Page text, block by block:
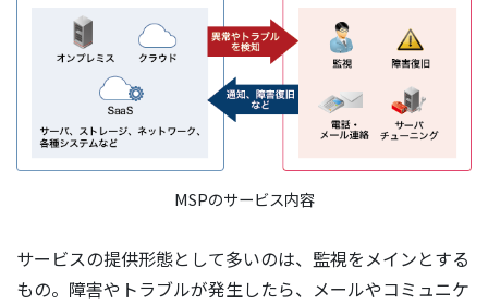
MSPのサービス内容
サービスの提供形態として多いのは、監視をメインとする
もの。障害やトラブルが発生したら、メールやコミュニケ